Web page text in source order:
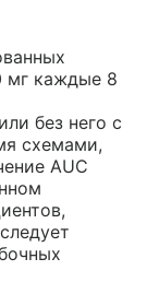
мг каждые 8
без него с
схемами,
AUC